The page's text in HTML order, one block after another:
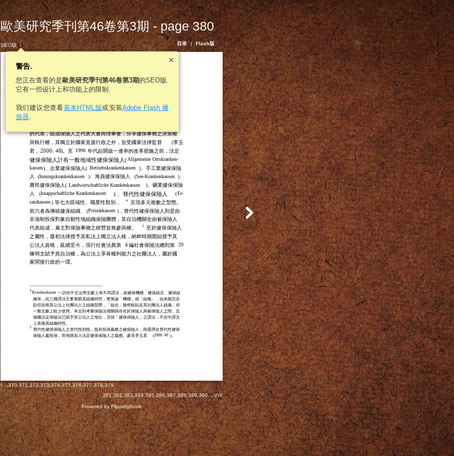
歐美研究季刊第46卷第3期 - page 380
的代表，組成保險人之代表大會與理事會，分享健保事務之決策權
與執行權，其獨立於國家直接行政之外，並受國家法律監督
(李玉
君， 2000: 48)。至 1990 年代起開啟一連串的改革措施之前，法定
健保保險人計有一般地域性健保保險人(Allgemeine Ortskranken-
kassen)、企業健保保險人( Betriebskrankenkassen
)、手工業健保保險
人
(Innungskrankenkassen )、海員健保保險人 (See-Krankenkassen )、
農民健保保險人( Landwirtschaftliche Krankenkassen
)、礦業健保保險
人
(knappschaftliche Krankenkassen ) 、替代性健保保險人 (Er-
satzkassen) 等七大區域性、職業性類別， 4
呈現多元複數之型態。
前六者為傳統健保組織
(Primärkassen )，替代性健保保險人則是由
非強制投保對象自願性地組織保險團體，其自治機關全由被保險人
代表組成，雇主對保險事物之經營並無參與權。
5 至於健保保險人
之屬性，最初法律授予其私法上獨立法人格，納粹時期開始授予其
公法人資格，延續至今，現行社會法典第
4編社會保險法總則第
29
條明文賦予其自治權，為公法上享有權利能力之社團法人，屬於國
家間接行政的一環。
4Krankenkasse 一詞在中文法學文獻上有不同譯法，如健保機構、健保組合、健保組
織等，此三種譯法主要著眼其組織特性，惟無論「機構」或「組織」，似未能完全
貼切反映其公法上社團法人之組織型態，「組合」雖然較貼近其社團法人組織，但
一般文獻上較少使用。本文則考量保險法律關係存在於保險人與被保險人之間，且
德國法定保險法已賦予其公法人之地位，另採「健保保險人」之譯法，不在中譯文
上表徵其組織特性。
5
替代性健保保險人之替代性則指，負有投保義務之被保險人，得選擇在替代性健保
保險人處投保，而免除加入法定健保保險人之義務。參見李玉君
(2000: 49 )。
SEO版
警告.
您正在查看的是歐美研究季刊第46卷第3期的SEO版.
它有一些设计上和功能上的限制.
我们建议您查看基本HTML版或安装Adobe Flash 播
放器
目录 | Flash版
I ...,370 371 372 373,374,375,376,377 378,379
381,382 383,384,385,386,387,388,389 390,...VIX
Powered by FlippingBook